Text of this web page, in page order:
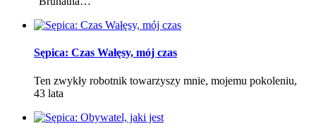
Sępica: Czas Wałęsy, mój czas
Ten zwykły robotnik towarzyszy mnie, mojemu pokoleniu,
43 lata